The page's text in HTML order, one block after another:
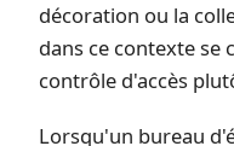
décoration ou la
dans ce contexte se
contrôle d'accès
Lorsqu'un bureau